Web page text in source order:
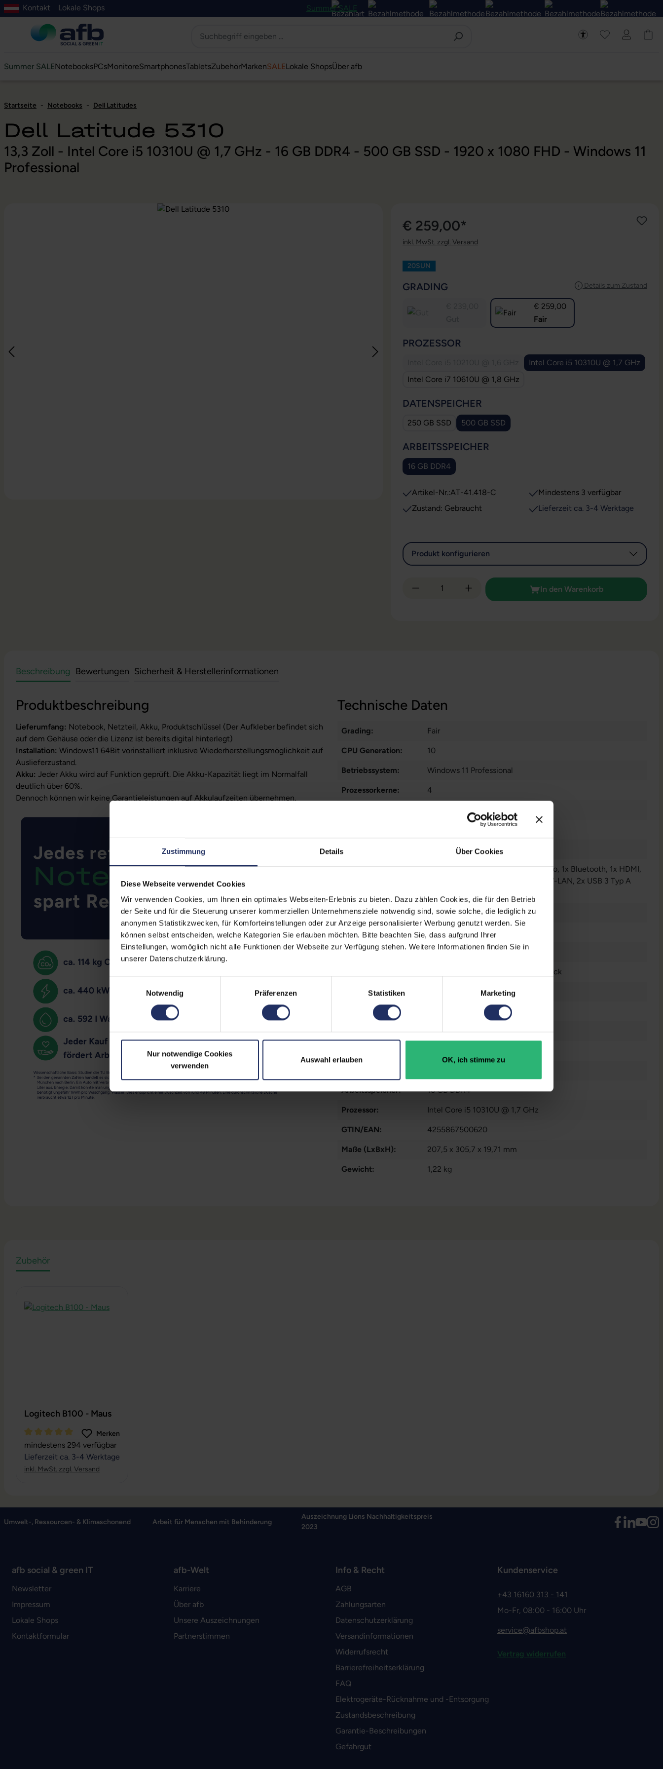
Zustimmung Details Über Cookies
Diese Webseite verwendet Cookies
Wir verwenden Cookies, um Ihnen ein optimales Webseiten-Erlebnis zu bieten. Dazu zählen Cookies, die für den Betrieb
der Seite und für die Steuerung unserer kommerziellen Unternehmensziele notwendig sind, sowie solche, die lediglich zu
anonymen Statistikzwecken, für Komforteinstellungen oder zur Anzeige personalisierter Werbung genutzt werden. Sie
können selbst entscheiden, welche Kategorien Sie erlauben möchten. Bitte beachten Sie, dass aufgrund Ihrer
Einstellungen, womöglich nicht alle Funktionen der Webseite zur Verfügung stehen. Weitere Informationen finden Sie in
unserer Datenschutzerklärung.
Notwendig
Präferenzen Statistiken Marketing
Nur notwendige Cookies
verwenden
Auswahl erlauben OK, ich stimme zu
springen
Suche springen
Zur Hauptnavigation springen
Zur Navigation der B2B-Plattform springen
Kontakt Lokale Shops Summer SALE
Summer SALENotebooksPCsMonitoreSmartphonesTabletsZubehörMarkenSALELokale ShopsÜber afb
Startseite - Notebooks - Dell Latitudes
Dell Latitude 5310
13,3 Zoll - Intel Core i5 10310U @ 1,7 GHz - 16 GB DDR4 - 500 GB SSD - 1920 x 1080 FHD - Windows 11
Professional
€ 259,00*
inkl. MwSt. zzgl. Versand
20SUN
Details zum Zustand
GRADING
€ 259,00
Fair
PROZESSOR
(Diese Option ist zurzeit nicht verfügbar.)
Intel Core i5 10310U @ 1,7 GHz
Intel Core i7 10610U @ 1,8 GHz
DATENSPEICHER
250 GB SSD 500 GB SSD
ARBEITSSPEICHER
16 GB DDR4
Artikel-Nr.:AT-41.418-C
Zustand: Gebraucht
Mindestens 3 verfügbar
Lieferzeit ca. 3-4 Werktage
Produkt konfigurieren
Produkt Anzahl: Gib den gewünschten Wert ein
In den Warenkorb
Beschreibung Bewertungen Sicherheit & Herstellerinformationen
Produktbeschreibung
Lieferumfang: Notebook, Netzteil, Akku, Produktschlüssel (Der Aufkleber befindet sich
auf dem Gehäuse oder die Lizenz ist bereits digital hinterlegt)
Installation: Windows11 64Bit vorinstalliert inklusive Wiederherstellungsmöglichkeit auf
Auslieferzustand.
Akku: Jeder Akku wird auf Funktion geprüft. Die Akku-Kapazität liegt im Normalfall
deutlich über 60%.
Dennoch können wir keine Garantieleistungen auf Akkulaufzeiten übernehmen.
Technische Daten
Grading: Fair
CPU Generation: 10
Betriebssystem: Windows 11 Professional
Prozessorkerne: 4
Mattes Display
Tastaturbeleuchtung:
Schnittstellen: 1x Audio / Mikrofon - 3.5 mm Combo, 1x Bluetooth, 1x HDMI,
, 1x W-LAN, 2x USB 3 Typ A
Displaygröße: 13,3 Zoll
LTE: Ja
Displayauflösung: 1920 x 1080 FHD
Deutsch (QWERTZ) ohne Ziffernblock
Onboard-Grafik: Intel® UHD Graphics
Fingerprintreader:
Zustand: Gebraucht
Arbeitsspeicher: 16 GB DDR4
Prozessor: Intel Core i5 10310U @ 1,7 GHz
GTIN/EAN: 4255867500620
Maße (LxBxH): 207,5 x 305,7 x 19,71 mm
Gewicht: 1,22 kg
Zubehör
Logitech B100 - Maus
Durchschnittliche Bewertung von 5 von 5 Sternen
Merken
mindestens 294 verfügbar
Lieferzeit ca. 3-4 Werktage
inkl. MwSt. zzgl. Versand
Umwelt-, Ressourcen- & Klimaschonend Arbeit für Menschen mit Behinderung
Auszeichnung Lions Nachhaltigkeitspreis
2023
afb social & green IT
Newsletter
Impressum
Lokale Shops
Kontaktformular
afb-Welt
Karriere
Über afb
Unsere Auszeichnungen
Partnerstimmen
Info & Recht
AGB
Zahlungsarten
Datenschutzerklärung
Versandinformationen
Widerrufsrecht
Barrierefreiheitserklärung
FAQ
Elektrogeräte-Rücknahme und -Entsorgung
Zustandsbeschreibung
Garantie-Beschreibungen
Gefahrgut
Kundenservice
+43 16160 313 - 141
Mo-Fr, 08:00 - 16:00 Uhr
service@afbshop.at
Vertrag widerrufen